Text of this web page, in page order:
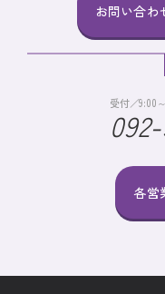
お問い合わ
各営
受付／9:00